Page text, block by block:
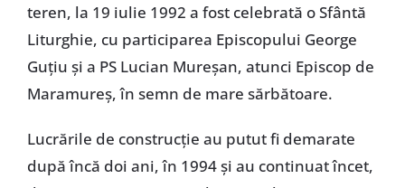
teren, la 19 iulie 1992 a fost celebrată o Sfântă
Liturghie, cu participarea Episcopului George
Guțiu și a PS Lucian Mureșan, atunci Episcop de
Maramureș, în semn de mare sărbătoare.
Lucrările de construcție au putut fi demarate
după încă doi ani, în 1994 și au continuat încet,